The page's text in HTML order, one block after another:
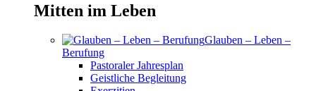
Mitten im Leben
Glauben – Leben –
Berufung
Pastoraler Jahresplan
Geistliche Begleitung